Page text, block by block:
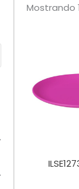
Mostrando